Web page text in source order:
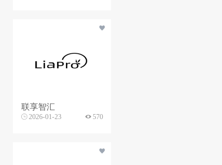
联享智汇
2026-01-23 570